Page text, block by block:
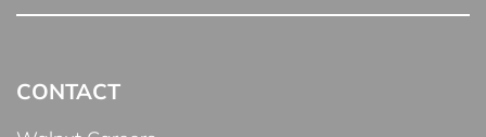
CONTACT